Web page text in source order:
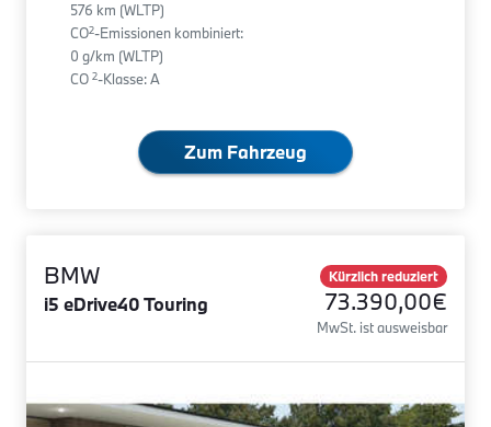
576 km (WLTP)
CO2-Emissionen kombiniert:
0 g/km (WLTP)
CO 2-Klasse: A
Zum Fahrzeug
BMW
i5 eDrive40 Touring
Kürzlich reduziert
73.390,00€
MwSt. ist ausweisbar